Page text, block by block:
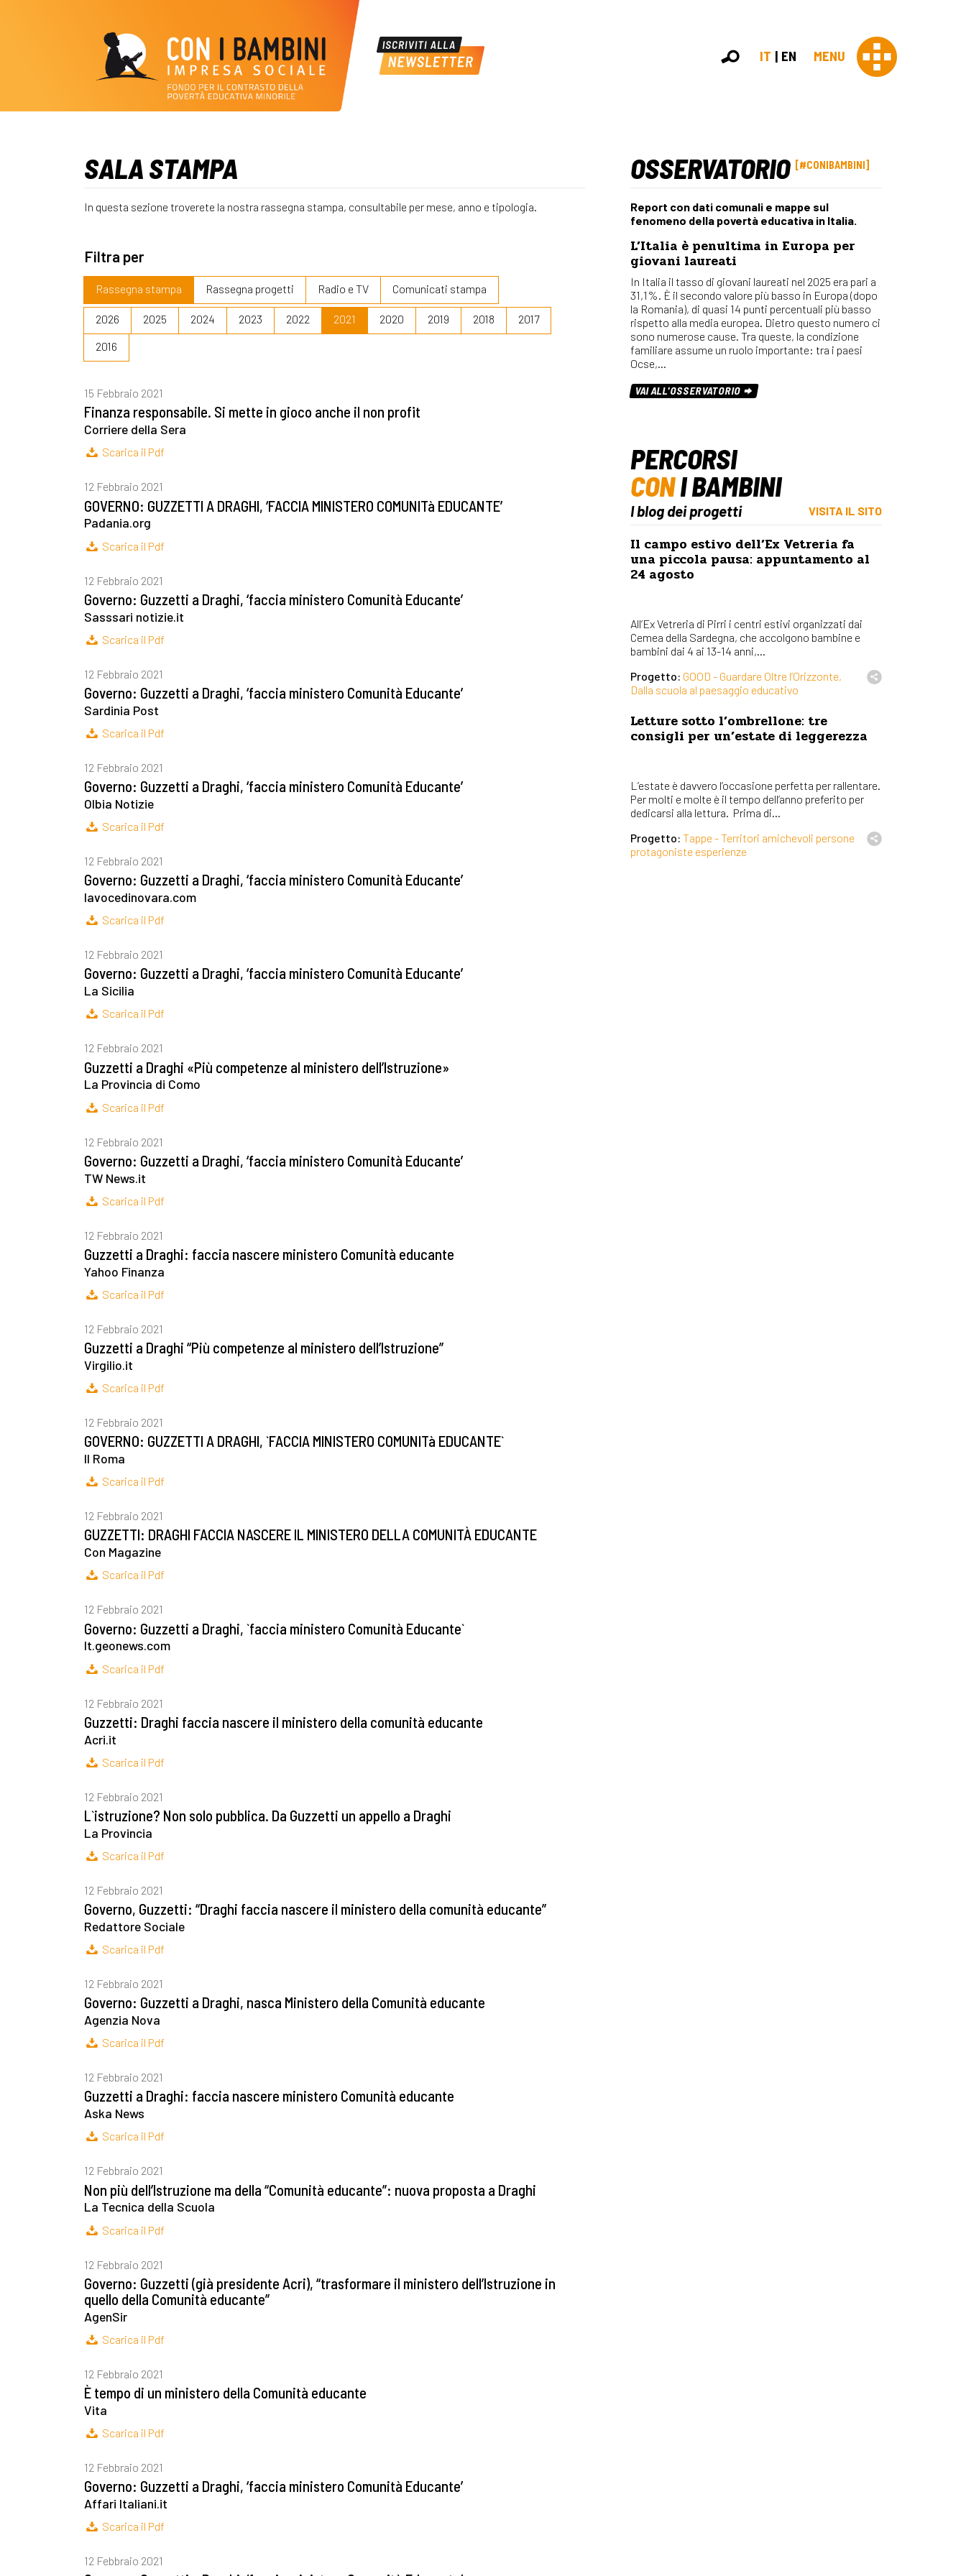
IT EN MENU
SALA STAMPA
In questa sezione troverete la nostra rassegna stampa, consultabile per mese, anno e tipologia.
Filtra per
Rassegna stampa Rassegna progetti Radio e TV Comunicati stampa
2026 2025 2024 2023 2022 2021 2020 2019 2018
2017
2016
15 Febbraio 2021
Finanza responsabile. Si mette in gioco anche il non profit
Corriere della Sera
Scarica il Pdf
12 Febbraio 2021
GOVERNO: GUZZETTI A DRAGHI, ‘FACCIA MINISTERO COMUNITà EDUCANTE’
Padania.org
Scarica il Pdf
12 Febbraio 2021
Governo: Guzzetti a Draghi, ‘faccia ministero Comunità Educante’
Sasssari notizie.it
Scarica il Pdf
12 Febbraio 2021
Governo: Guzzetti a Draghi, ‘faccia ministero Comunità Educante’
Sardinia Post
Scarica il Pdf
12 Febbraio 2021
Governo: Guzzetti a Draghi, ‘faccia ministero Comunità Educante’
Olbia Notizie
Scarica il Pdf
12 Febbraio 2021
Governo: Guzzetti a Draghi, ‘faccia ministero Comunità Educante’
lavocedinovara.com
Scarica il Pdf
12 Febbraio 2021
Governo: Guzzetti a Draghi, ‘faccia ministero Comunità Educante’
La Sicilia
Scarica il Pdf
12 Febbraio 2021
Guzzetti a Draghi «Più competenze al ministero dell’Istruzione»
La Provincia di Como
Scarica il Pdf
12 Febbraio 2021
Governo: Guzzetti a Draghi, ‘faccia ministero Comunità Educante’
TW News.it
Scarica il Pdf
12 Febbraio 2021
Guzzetti a Draghi: faccia nascere ministero Comunità educante
Yahoo Finanza
Scarica il Pdf
12 Febbraio 2021
Guzzetti a Draghi “Più competenze al ministero dell’Istruzione”
Virgilio.it
Scarica il Pdf
12 Febbraio 2021
GOVERNO: GUZZETTI A DRAGHI, `FACCIA MINISTERO COMUNITà EDUCANTE`
Il Roma
Scarica il Pdf
12 Febbraio 2021
GUZZETTI: DRAGHI FACCIA NASCERE IL MINISTERO DELLA COMUNITÀ EDUCANTE
Con Magazine
Scarica il Pdf
12 Febbraio 2021
Governo: Guzzetti a Draghi, `faccia ministero Comunità Educante`
It.geonews.com
Scarica il Pdf
12 Febbraio 2021
Guzzetti: Draghi faccia nascere il ministero della comunità educante
Acri.it
Scarica il Pdf
12 Febbraio 2021
L`istruzione? Non solo pubblica. Da Guzzetti un appello a Draghi
La Provincia
Scarica il Pdf
12 Febbraio 2021
Governo, Guzzetti: “Draghi faccia nascere il ministero della comunità educante”
Redattore Sociale
Scarica il Pdf
12 Febbraio 2021
Governo: Guzzetti a Draghi, nasca Ministero della Comunità educante
Agenzia Nova
Scarica il Pdf
12 Febbraio 2021
Guzzetti a Draghi: faccia nascere ministero Comunità educante
Aska News
Scarica il Pdf
12 Febbraio 2021
Non più dell’Istruzione ma della “Comunità educante”: nuova proposta a Draghi
La Tecnica della Scuola
Scarica il Pdf
12 Febbraio 2021
Governo: Guzzetti (già presidente Acri), “trasformare il ministero dell’Istruzione in
quello della Comunità educante”
AgenSir
Scarica il Pdf
12 Febbraio 2021
È tempo di un ministero della Comunità educante
Vita
Scarica il Pdf
12 Febbraio 2021
Governo: Guzzetti a Draghi, ‘faccia ministero Comunità Educante’
Affari Italiani.it
Scarica il Pdf
12 Febbraio 2021
OSSERVATORIO #CONIBAMBINI
Report con dati comunali e mappe sul
fenomeno della povertà educativa in Italia.
L’Italia è penultima in Europa per
giovani laureati
In Italia il tasso di giovani laureati nel 2025 era pari a
31,1%. È il secondo valore più basso in Europa (dopo
la Romania), di quasi 14 punti percentuali più basso
rispetto alla media europea. Dietro questo numero ci
sono numerose cause. Tra queste, la condizione
familiare assume un ruolo importante: tra i paesi
Ocse,…
VAI ALL'OSSERVATORIO
PERCORSI
CONI BAMBINI
I blog dei progetti VISITA IL SITO
Il campo estivo dell’Ex Vetreria fa
una piccola pausa: appuntamento al
24 agosto
All’Ex Vetreria di Pirri i centri estivi organizzati dai
Cemea della Sardegna, che accolgono bambine e
bambini dai 4 ai 13-14 anni,...
Progetto: GOOD - Guardare Oltre l’Orizzonte,
Dalla scuola al paesaggio educativo
Letture sotto l’ombrellone: tre
consigli per un’estate di leggerezza
L’estate è davvero l’occasione perfetta per rallentare.
Per molti e molte è il tempo dell’anno preferito per
dedicarsi alla lettura. Prima di...
Progetto: Tappe - Territori amichevoli persone
protagoniste esperienze